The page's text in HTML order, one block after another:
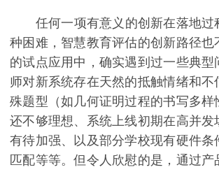
任何一项有意义的创新在落地过
种困难，智慧教育评估的创新路径也
的试点应用中，确实遇到过一些典型
师对新系统存在天然的抵触情绪和不
殊题型（如几何证明过程的书写多样
还不够理想、系统上线初期在高并发
有待加强、以及部分学校现有硬件条
匹配等等。但令人欣慰的是，通过产